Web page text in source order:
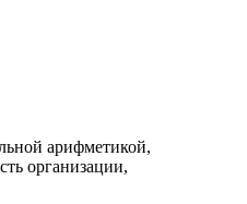
арифметикой,
организации,